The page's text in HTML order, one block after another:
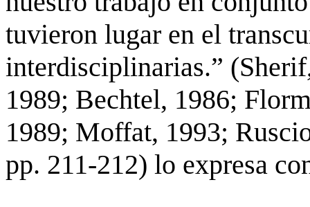
tuvieron lugar en el
interdisciplinarias.” (Sherif
1989; Bechtel, 1986;
1989; Moffat, 1993;
pp. 211-212) lo expresa